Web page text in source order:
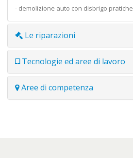
- demolizione auto con disbrigo pratiche
Le riparazioni
Tecnologie ed aree di lavoro
Aree di competenza